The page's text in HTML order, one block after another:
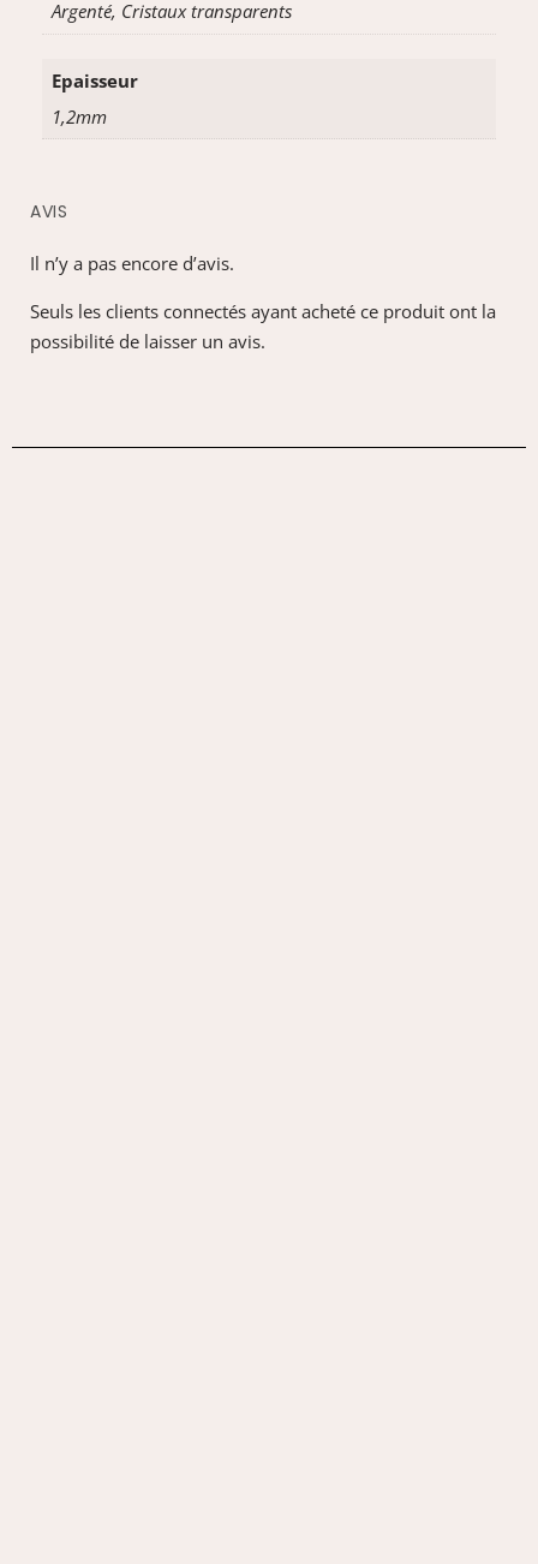
Argenté, Cristaux transparents
Epaisseur
1,2mm
AVIS
Il n’y a pas encore d’avis.
Seuls les clients connectés ayant acheté ce produit ont la
possibilité de laisser un avis.